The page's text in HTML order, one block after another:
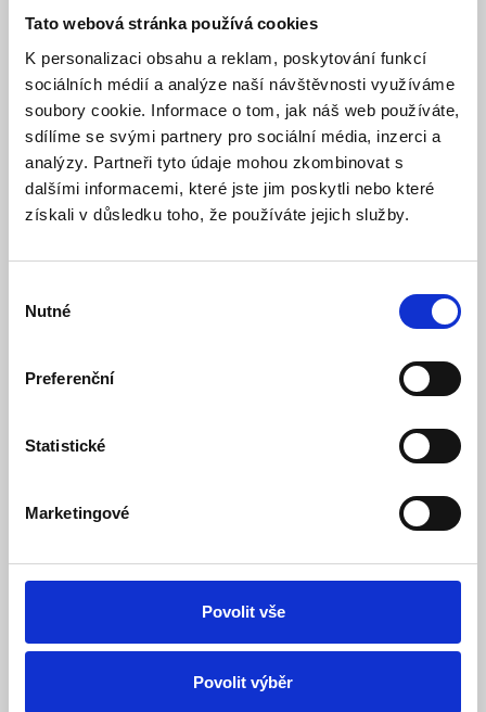
Tato webová stránka používá cookies
K personalizaci obsahu a reklam, poskytování funkcí
sociálních médií a analýze naší návštěvnosti využíváme
soubory cookie. Informace o tom, jak náš web používáte,
sdílíme se svými partnery pro sociální média, inzerci a
analýzy. Partneři tyto údaje mohou zkombinovat s
dalšími informacemi, které jste jim poskytli nebo které
získali v důsledku toho, že používáte jejich služby.
souhlasu
Nutné
Preferenční
Statistické
Marketingové
Povolit vše
Povolit výběr
černá
Dostupnost:Skladem
449 Kč
Detail Do košíku
Bluetooth sluchátka Baseus Bowie WM02 bílá
649 Kč
Detail Do košíku